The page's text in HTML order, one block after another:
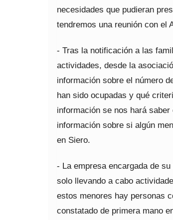
necesidades que pudieran
tendremos una reunión con el
- Tras la notificación a las
actividades, desde la
información sobre el número
han sido ocupadas y qué
información se nos hará
información sobre si algún
en Siero.
- La empresa encargada de
solo llevando a cabo
estos menores hay personas
constatado de primera mano